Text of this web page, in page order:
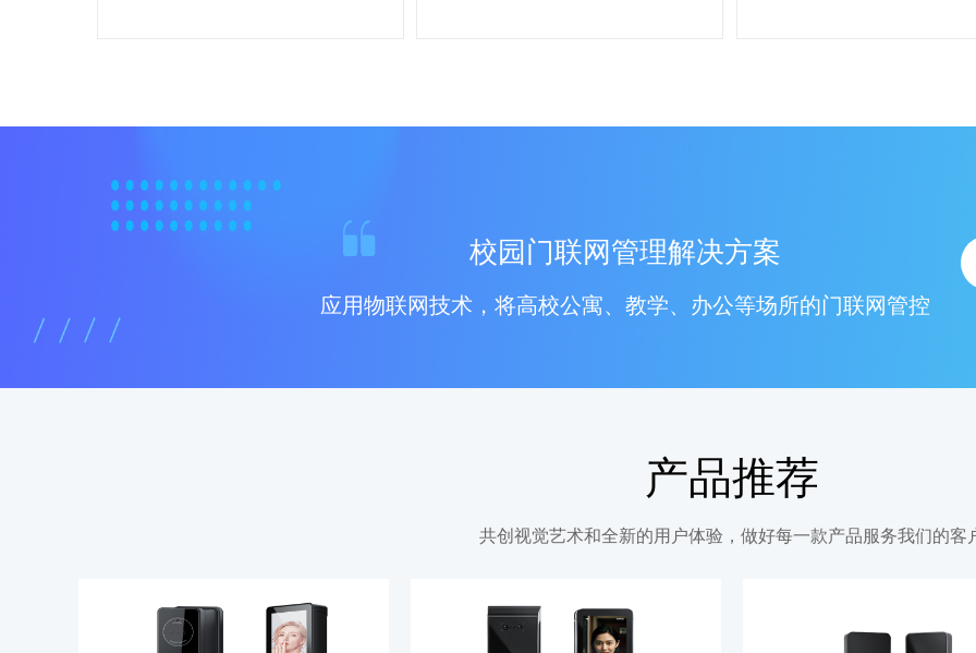
校园门联网管理解决方案
应用物联网技术，将高校公寓、教学、办公等场所的门联网管控
产品推荐
共创视觉艺术和全新的用户体验，做好每一款产品服务我们的客